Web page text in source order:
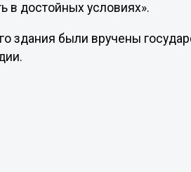
в достойных условиях».
здания были вручены